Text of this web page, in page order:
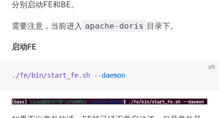
分别启动FE和BE。
需要注意，当前进入 apache-doris 目录下。
启动FE
sh
./fe/bin/start_fe.sh --daemon